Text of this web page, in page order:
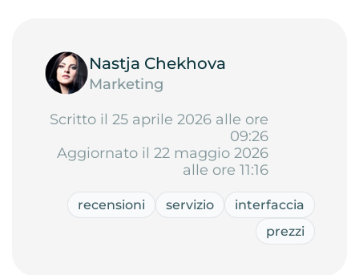
Nastja Chekhova
Marketing
Scritto il 25 aprile 2026 alle ore
09:26
Aggiornato il 22 maggio 2026
alle ore 11:16
recensioni servizio
interfaccia
prezzi